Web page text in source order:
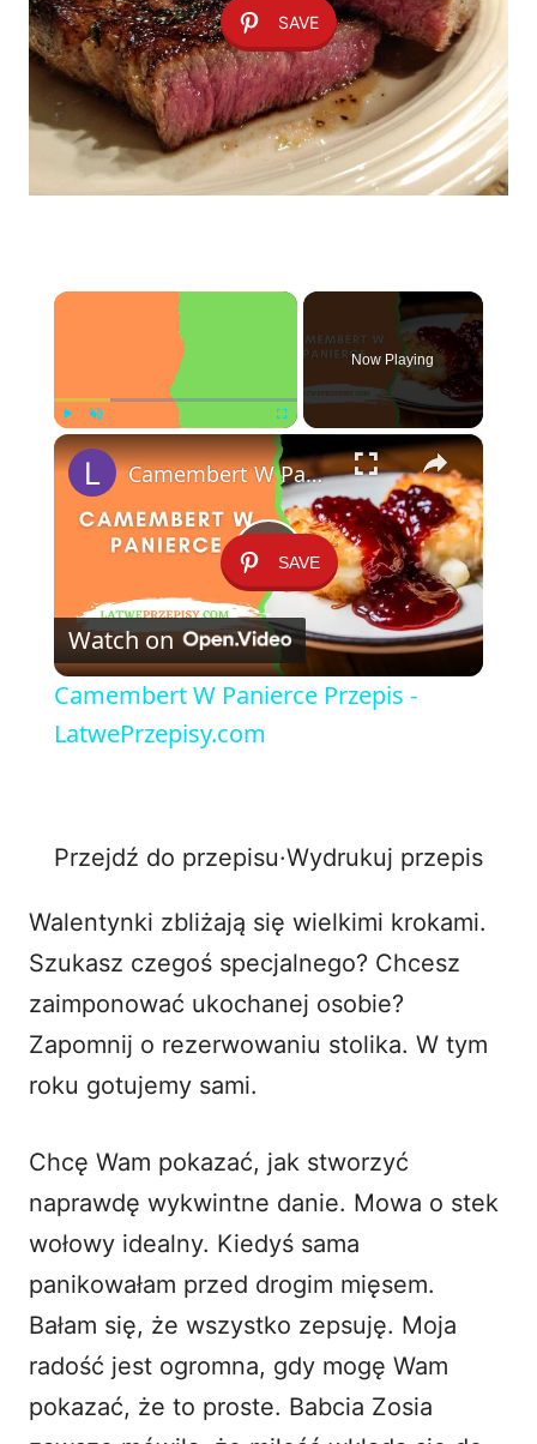
SAVE
×
Now Playing
×
SAVE
P
l
V
i
d
o
Camembert W Panierce Przepis - LatwePrzepisy.com
Watch on
Camembert W Panierce Przepis -
LatwePrzepisy.com
Przejdź do przepisu·Wydrukuj przepis
Walentynki zbliżają się wielkimi krokami.
Szukasz czegoś specjalnego? Chcesz
zaimponować ukochanej osobie?
Zapomnij o rezerwowaniu stolika. W tym
roku gotujemy sami.
Chcę Wam pokazać, jak stworzyć
naprawdę wykwintne danie. Mowa o stek
wołowy idealny. Kiedyś sama
panikowałam przed drogim mięsem.
Bałam się, że wszystko zepsuję. Moja
radość jest ogromna, gdy mogę Wam
pokazać, że to proste. Babcia Zosia